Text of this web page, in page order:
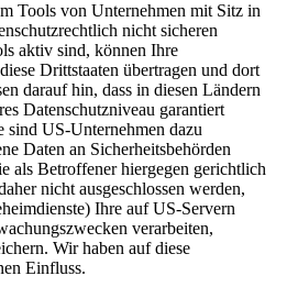
Tools von Unternehmen mit Sitz in
nicht sicheren
aktiv sind, können Ihre
Drittstaaten übertragen und dort
darauf hin, dass in diesen Ländern
Datenschutzniveau garantiert
sind US-Unternehmen dazu
Daten an Sicherheitsbehörden
als Betroffener hiergegen gerichtlich
nicht ausgeschlossen werden,
Ihre auf US-Servern
verarbeiten,
Wir haben auf diese
Einfluss.